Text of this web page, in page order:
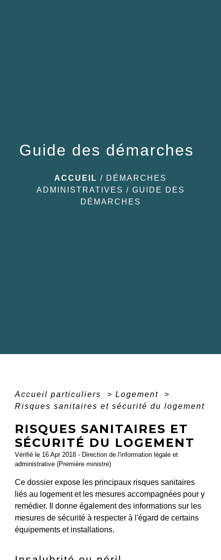
Guide des démarches
ACCUEIL / DÉMARCHES
ADMINISTRATIVES / GUIDE DES
DÉMARCHES
Accueil particuliers > Logement
>
Risques sanitaires et sécurité du logement
RISQUES SANITAIRES ET
SÉCURITÉ DU LOGEMENT
Vérifié le 16 Apr 2018 - Direction de l'information légale et
administrative (Première ministre)
Ce dossier expose les principaux risques sanitaires
liés au logement et les mesures accompagnées pour y
remédier. Il donne également des informations sur les
mesures de sécurité à respecter à l'égard de certains
équipements et installations.